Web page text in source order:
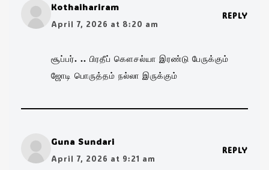
Kothaihariram
April 7, 2026 at 8:20 am
REPLY
சூப்பர். .. பிரதீப் கௌசல்யா இரண்டு பேருக்கும்
ஜோடி பொருத்தம் நல்லா இருக்கும்
Guna Sundari
April 7, 2026 at 9:21 am
REPLY